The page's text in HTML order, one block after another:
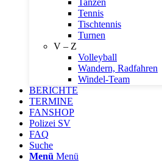
Tanzen
Tennis
Tischtennis
Turnen
V – Z
Volleyball
Wandern, Radfahren
Windel-Team
BERICHTE
TERMINE
FANSHOP
Polizei SV
FAQ
Suche
Menü Menü